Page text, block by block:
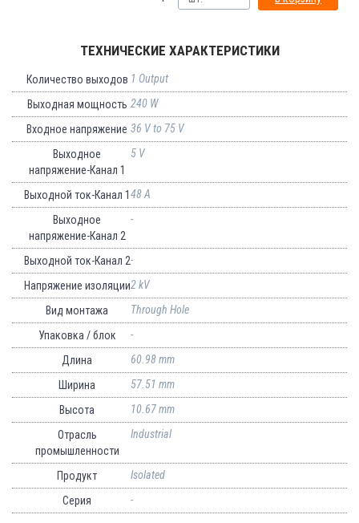
ТЕХНИЧЕСКИЕ ХАРАКТЕРИСТИКИ
Количество выходов 1 Output
Выходная мощность 240 W
Входное напряжение 36 V to 75 V
Выходное
напряжение-Канал 1
5 V
Выходной ток-Канал 148 A
Выходное
напряжение-Канал 2
-
Выходной ток-Канал 2-
Напряжение изоляции2 kV
Вид монтажа
Through Hole
Упаковка / блок
-
Длина
60.98 mm
Ширина
57.51 mm
Высота
10.67 mm
Отрасль
промышленности
Industrial
Продукт
Isolated
Серия
-